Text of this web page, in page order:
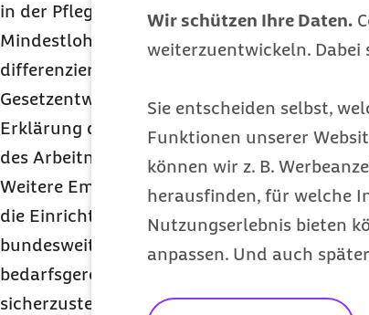
Wir schützen Ihre Daten.
weiterzuentwickeln. Dabei
Sie entscheiden selbst,
Funktionen unserer
können wir z. B.
herausfinden, für welche
Nutzungserlebnis bieten
anpassen. Und auch
in der Pflege gesichert werden kann. Eine
Mindestlohngrenzen künftig nach Hilfs-
differenzieren. Das verantwortliche
Gesetzentwurf vorzulegen. Ein Bestandteil
Erklärung der Allgemeinverbindlichkeit
des Arbeitnehmerentsendegesetzes sein.
Weitere Empfehlungen betreffen die
die Einrichtungen der stationären
bundesweite
bedarfsgerechte Personalausstattung in
sicherzustellen, wollen Bund und Länder laut